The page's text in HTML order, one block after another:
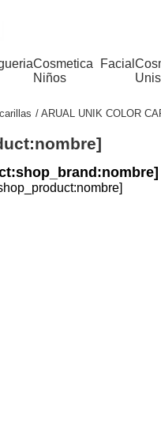
Cosmetica
Niños
Facial
ARUAL UNIK COLOR